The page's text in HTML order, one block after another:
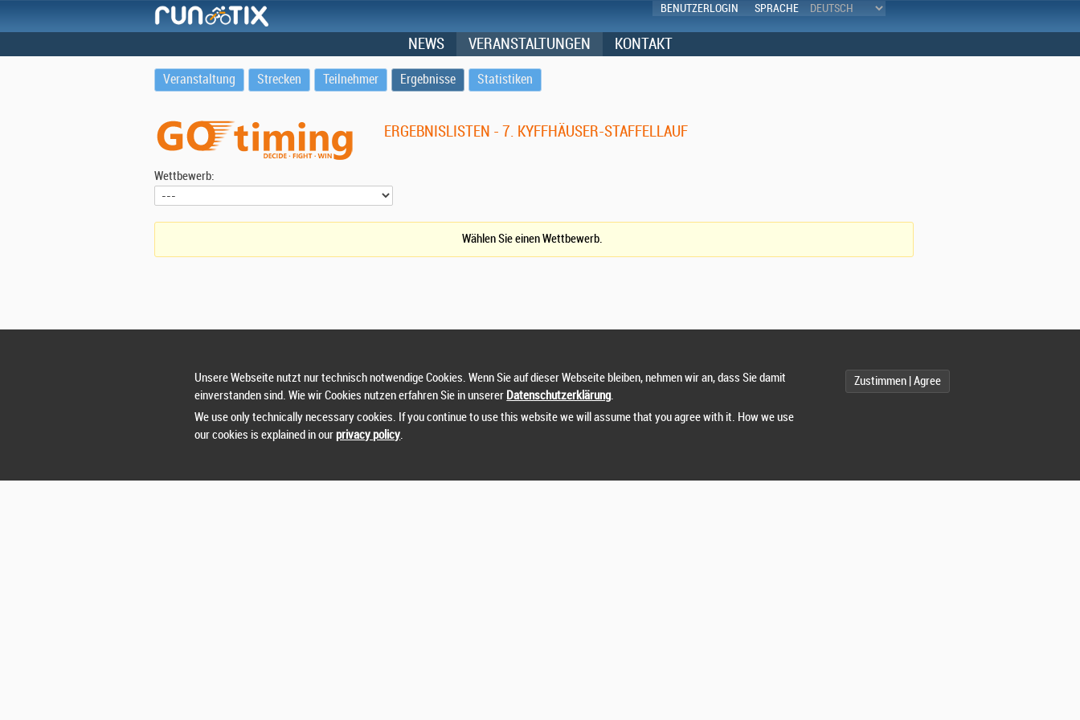
BENUTZERLOGIN SPRACHE
NEWS VERANSTALTUNGEN KONTAKT
Veranstaltung Strecken Teilnehmer Ergebnisse Statistiken
ERGEBNISLISTEN - 7. KYFFHÄUSER-STAFFELLAUF
Wettbewerb:
Wählen Sie einen Wettbewerb.
Zustimmen | Agree
Unsere Webseite nutzt nur technisch notwendige Cookies. Wenn Sie auf dieser Webseite bleiben, nehmen wir an, dass Sie damit
einverstanden sind. Wie wir Cookies nutzen erfahren Sie in unserer Datenschutzerklärung.
We use only technically necessary cookies. If you continue to use this website we will assume that you agree with it. How we use
our cookies is explained in ourprivacy policy.